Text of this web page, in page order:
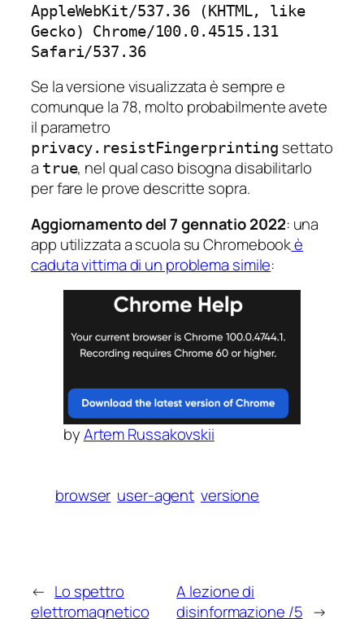
AppleWebKit/537.36 (KHTML, like
Gecko) Chrome/100.0.4515.131
Safari/537.36
Se la versione visualizzata è sempre e
comunque la 78, molto probabilmente avete
il parametro
privacy.resistFingerprinting settato
a true, nel qual caso bisogna disabilitarlo
per fare le prove descritte sopra.
Aggiornamento del 7 gennatio 2022: una
app utilizzata a scuola su Chromebookè
caduta vittima di un problema simile:
byArtem Russakovskii
browser user-agent versione
← Lo spettro
elettromagnetico
A lezione di
disinformazione /5 →